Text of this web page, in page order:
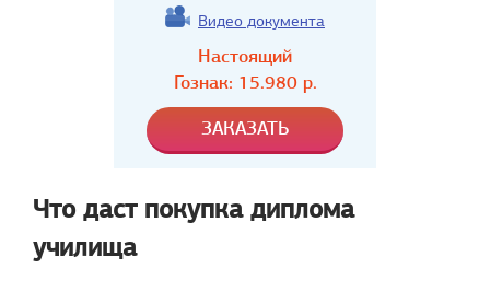
Видео документа
Настоящий
Гознак: 15.980р.
Что даст покупка диплома
училища